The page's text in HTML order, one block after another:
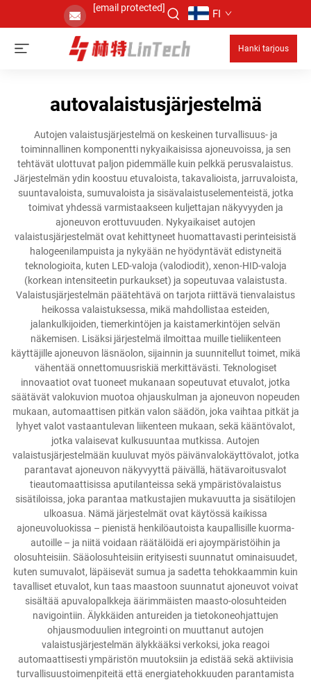
[email protected] FI
Hanki tarjous
autovalaistusjärjestelmä
Autojen valaistusjärjestelmä on keskeinen turvallisuus- ja
toiminnallinen komponentti nykyaikaisissa ajoneuvoissa, ja sen
tehtävät ulottuvat paljon pidemmälle kuin pelkkä perusvalaistus.
Järjestelmän ydin koostuu etuvaloista, takavalioista, jarruvaloista,
suuntavaloista, sumuvaloista ja sisävalaistuselementeistä, jotka
toimivat yhdessä varmistaakseen kuljettajan näkyvyyden ja
ajoneuvon erottuvuuden. Nykyaikaiset autojen
valaistusjärjestelmät ovat kehittyneet huomattavasti perinteisistä
halogeenilampuista ja nykyään ne hyödyntävät edistyneitä
teknologioita, kuten LED-valoja (valodiodit), xenon-HID-valoja
(korkean intensiteetin purkaukset) ja sopeutuvaa valaistusta.
Valaistusjärjestelmän päätehtävä on tarjota riittävä tienvalaistus
heikossa valaistuksessa, mikä mahdollistaa esteiden,
jalankulkijoiden, tiemerkintöjen ja kaistamerkintöjen selvän
näkemisen. Lisäksi järjestelmä ilmoittaa muille tieliikenteen
käyttäjille ajoneuvon läsnäolon, sijainnin ja suunnitellut toimet, mikä
vähentää onnettomuusriskiä merkittävästi. Teknologiset
innovaatiot ovat tuoneet mukanaan sopeutuvat etuvalot, jotka
säätävät valokuvion muotoa ohjauskulman ja ajoneuvon nopeuden
mukaan, automaattisen pitkän valon säädön, joka vaihtaa pitkät ja
lyhyet valot vastaantulevan liikenteen mukaan, sekä kääntövalot,
jotka valaisevat kulkusuuntaa mutkissa. Autojen
valaistusjärjestelmään kuuluvat myös päivänvalokäyttövalot, jotka
parantavat ajoneuvon näkyvyyttä päivällä, hätävaroitusvalot
tieautomaattisissa aputilanteissa sekä ympäristövalaistus
sisätiloissa, joka parantaa matkustajien mukavuutta ja sisätilojen
ulkoasua. Nämä järjestelmät ovat käytössä kaikissa
ajoneuvoluokissa – pienistä henkilöautoista kaupallisille kuorma-
autoille – ja niitä voidaan räätälöidä eri ajoympäristöihin ja
olosuhteisiin. Sääolosuhteisiin erityisesti suunnatut ominaisuudet,
kuten sumuvalot, läpäisevät sumua ja sadetta tehokkaammin kuin
tavalliset etuvalot, kun taas maastoon suunnatut ajoneuvot voivat
sisältää apuvalopalkkeja äärimmäisten maasto-olosuhteiden
navigointiin. Älykkäiden antureiden ja tietokoneohjattujen
ohjausmoduulien integrointi on muuttanut autojen
valaistusjärjestelmän älykkääksi verkoksi, joka reagoi
automaattisesti ympäristön muutoksiin ja edistää sekä aktiivisia
turvallisuustoimenpiteitä että energiatehokkuuden parantamista